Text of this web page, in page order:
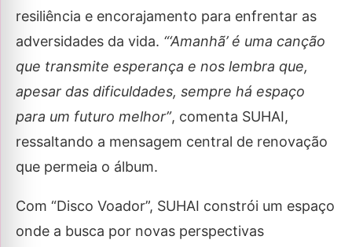
resiliência e encorajamento para enfrentar as
adversidades da vida. “‘Amanhã’ é uma canção
que transmite esperança e nos lembra que,
apesar das dificuldades, sempre há espaço
para um futuro melhor”, comenta SUHAI,
ressaltando a mensagem central de renovação
que permeia o álbum.
Com “Disco Voador”, SUHAI constrói um espaço
onde a busca por novas perspectivas